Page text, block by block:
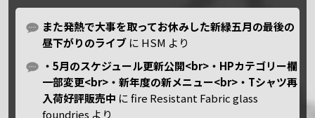
また発熱で大事を取ってお休みした新緑五月の最後の
昼下がりのライブ に HSM より
・5月のスケジュール更新公開<br>・HPカテゴリー欄
一部変更<br>・新年度の新メニュー<br>・Tシャツ再
入荷好評販売中 にfire Resistant Fabric glass
foundries より